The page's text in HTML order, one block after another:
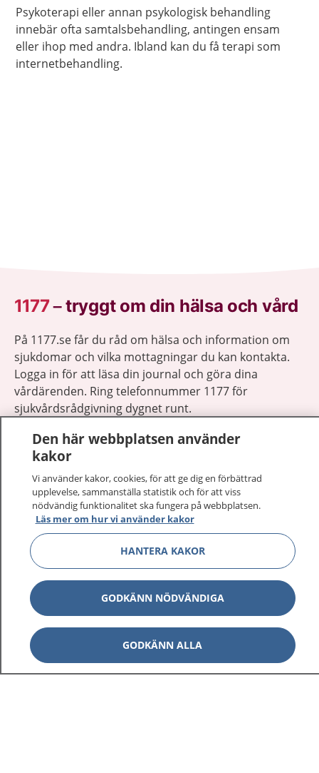
Psykoterapi eller annan psykologisk behandling
innebär ofta samtalsbehandling, antingen ensam
eller ihop med andra. Ibland kan du få terapi som
internetbehandling.
1177–tryggt om din hälsa och vård
På 1177.se får du råd om hälsa och information om
sjukdomar och vilka mottagningar du kan kontakta.
Logga in för att läsa din journal och göra dina
vårdärenden. Ring telefonnummer 1177 för
sjukvårdsrådgivning dygnet runt.
1177 på flera språk
Om 1177 Visa
Kontakt Visa
Behandling av personuppgifter
Den här webbplatsen använder
kakor
Vi använder kakor, cookies, för att ge dig en förbättrad
upplevelse, sammanställa statistik och för att viss
nödvändig funktionalitet ska fungera på webbplatsen.
Läs mer om hur vi använder kakor
HANTERA KAKOR
GODKÄNN NÖDVÄNDIGA
GODKÄNN ALLA